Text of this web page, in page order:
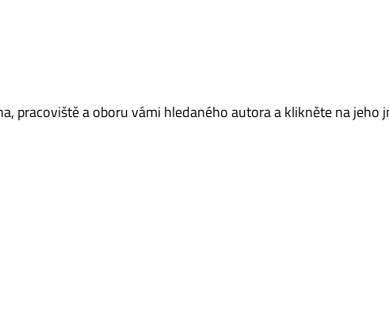
pracoviště a oboru vámi hledaného autora a klikněte na jeho